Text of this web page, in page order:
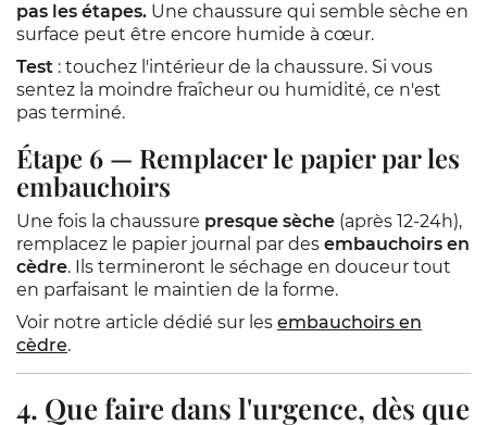
pas les étapes. Une chaussure qui semble sèche en
surface peut être encore humide à cœur.
Test : touchez l'intérieur de la chaussure. Si vous
sentez la moindre fraîcheur ou humidité, ce n'est
pas terminé.
Étape 6 — Remplacer le papier par les
embauchoirs
Une fois la chaussure presque sèche (après 12-24h),
remplacez le papier journal par des embauchoirs en
cèdre. Ils termineront le séchage en douceur tout
en parfaisant le maintien de la forme.
Voir notre article dédié sur les embauchoirs en
cèdre.
4. Que faire dans l'urgence, dès que